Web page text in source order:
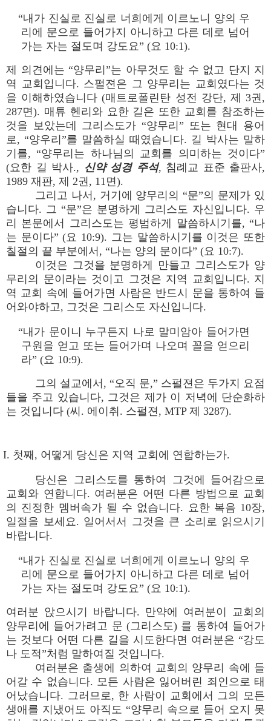
“내가 진실로 진실로 너희에게 이르노니 양의 우
리에 문으로 들어가지 아니하고 다른 데로 넘어
가는 자는 절도며 강도요” (요 10:1).
제 의견에는 “양무리”는 아무것도 할 수 없고 단지 지
역 교회입니다. 스펄젼은 그 양무리는 교회였다는 것
을 이해하였습니다 (매트로폴린탄 성전 강단, 제 3권,
287면). 매튜 헨리와 요한 길은 또한 교회를 참조하는
것을 보았는데 그리스도가 “양무리” 또는 현대 용어
로, “양우리”를 말씀하실 때였습니다. 길 박사는 말하
기를, “양무리는 하나님의 교회를 의미하는 것이다”
(요한 길 박사., 신약 성경 주석, 침례교 표준 출판사,
1989 재판, 제 2권, 11면).
그리고 나서, 거기에 양무리의 “문”의 문제가 있
습니다. 그 “문”은 분명하게 그리스도 자신입니다. 우
리 본문에서 그리스도는 평범하게 말씀하시기를, “나
는 문이다” (요 10:9). 그는 말씀하시기를 이것은 또한
칠절의 끝 부분에서, “나는 양의 문이다” (요 10:7).
이것은 그것을 분명하게 만들고 그리스도가 양
무리의 문이라는 것이고 그것은 지역 교회입니다. 지
역 교회 속에 들어가면 사람은 반드시 문을 통하여 들
어와야하고, 그것은 그리스도 자신입니다.
“내가 문이니 누구든지 나로 말미암아 들어가면
구원을 얻고 또는 들어가며 나오며 꼴을 얻으리
라” (요 10:9).
그의 설교에서, “오직 문,” 스펄젼은 두가지 요점
들을 주고 있습니다, 그것은 제가 이 저녁에 단순화하
는 것입니다 (씨. 에이취. 스펄젼, MTP 제 3287).
I. 첫째, 어떻게 당신은 지역 교회에 연합하는가.
당신은 그리스도를 통하여 그것에 들어감으로
교회와 연합니다. 여러분은 어떤 다른 방법으로 교회
의 진정한 멤버속가 될 수 없습니다. 요한 복음 10장,
일절을 보세요. 일어서서 그것을 큰 소리로 읽으시기
바랍니다.
“내가 진실로 진실로 너희에게 이르노니 양의 우
리에 문으로 들어가지 아니하고 다른 데로 넘어
가는 자는 절도며 강도요” (요 10:1).
여러분 앉으시기 바랍니다. 만약에 여러분이 교회의
양무리에 들어가려고 문 (그리스도) 를 통하여 들어가
는 것보다 어떤 다른 길을 시도한다면 여러분은 “강도
나 도적”처럼 말하여질 것입니다.
여러분은 출생에 의하여 교회의 양무리 속에 들
어갈 수 없습니다. 모든 사람은 잃어버린 죄인으로 태
어났습니다. 그러므로, 한 사람이 교회에서 그의 모든
생애를 지냈어도 아직도 “양무리 속으로 들어 오지 못